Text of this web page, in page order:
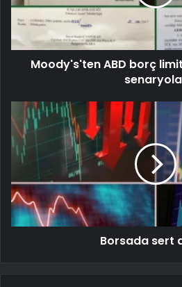
Moody's'ten ABD borç
Borsada sert